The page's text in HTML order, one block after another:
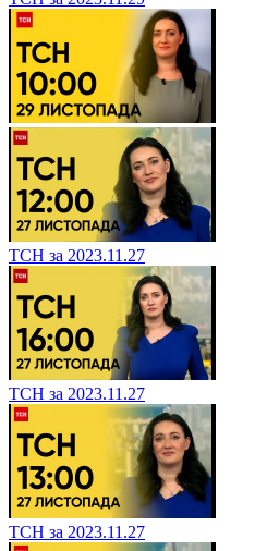
ТСН за 2023.11.27
ТСН за 2023.11.27
ТСН за 2023.11.27